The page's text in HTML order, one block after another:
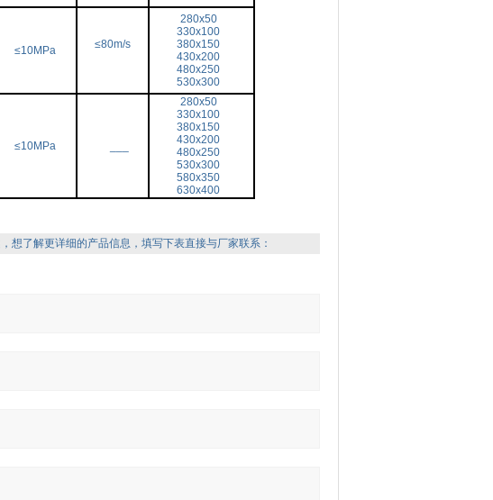
≤10MPa ≤80m/s
280x50
330x100
380x150
430x200
480x250
530x300
≤10MPa
280x50
330x100
380x150
430x200
480x250
530x300
580x350
630x400
想了解更详细的产品信息，填写下表直接与厂家联系：